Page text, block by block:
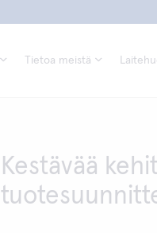
Tietoa meistä
Kestävää